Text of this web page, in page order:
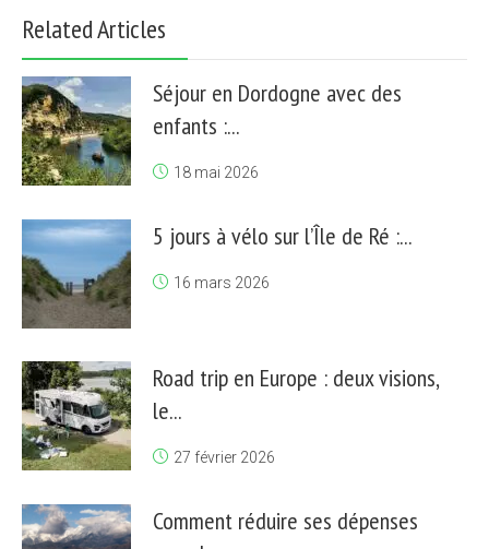
Related Articles
Séjour en Dordogne avec des
enfants :...
18 mai 2026
5 jours à vélo sur l’Île de Ré :...
16 mars 2026
Road trip en Europe : deux visions,
le...
27 février 2026
Comment réduire ses dépenses